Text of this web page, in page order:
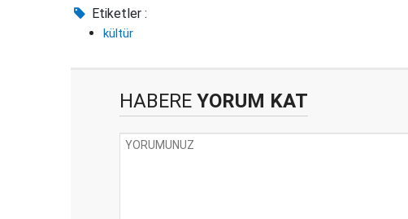
Etiketler :
kültür
HABERE YORUM KAT